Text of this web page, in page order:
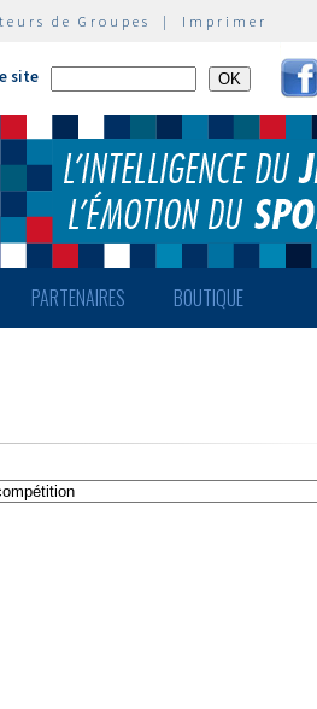
de Groupes | Imprimer
site
PARTENAIRES BOUTIQUE